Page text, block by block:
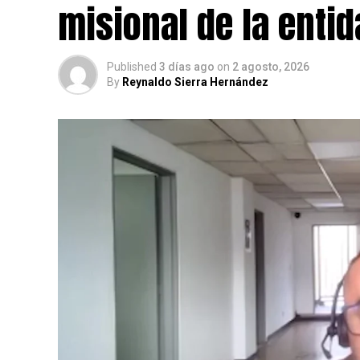
misional de la
Published 3 días ago on 2 agosto, 2026
By Reynaldo Sierra Hernández